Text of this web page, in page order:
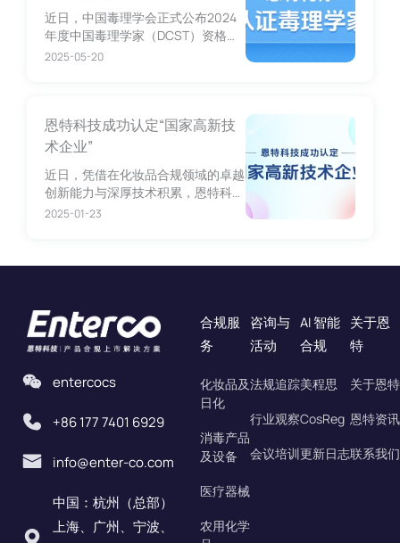
近日，中国毒理学会正式公布2024
年度中国毒理学家（DCST）资格认
证结果，恩特科技联合创始人方维亚
2025-05-20
恩特科技成功认定“国家高新技
术企业”
近日，凭借在化妆品合规领域的卓越
创新能力与深厚技术积累，恩特科技
通过认定，正式成为“国家高新技术
2025-01-23
entercocs
+86 177 7401 6929
info@enter-co.com
中国：杭州（总部）
上海、广州、宁波、
合规服
务
化妆品及
日化
消毒产品
及设备
医疗器械
农用化学
咨询与
活动
法规追踪
行业观察
会议培训
AI 智能
合规
美程思
CosReg
更新日志
关于恩
特
关于恩特
恩特资讯
联系我们